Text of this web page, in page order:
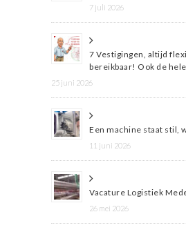
7 juli 2026
7 Vestigingen, altijd
bereikbaar! Ook de
25 juni 2026
Een machine staat stil,
11 juni 2026
Vacature Logistiek
26 mei 2026